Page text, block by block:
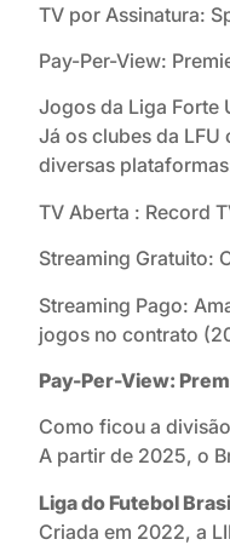
TV por Assinatura:
Pay-Per-View:
Jogos da Liga Forte
Já os clubes da
diversas
TV Aberta : Record
Streaming Gratuito:
Streaming Pago:
jogos no contrato
Pay-Per-View:
Como ficou a
A partir de 2025, o
Liga do Futebol
Criada em 2022, a